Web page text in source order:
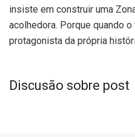
insiste em construir uma
acolhedora. Porque quando
protagonista da própria
Discusão sobre post